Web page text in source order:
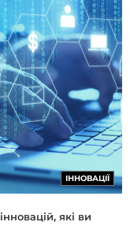
ІННОВАЦІЇ
які ви